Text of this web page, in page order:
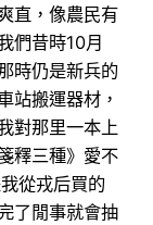
直，像農民有
們昔時10月
時仍是新兵的
站搬運器材，
對那里一本上
釋三種》愛不
從戎后買的
了閒事就會抽